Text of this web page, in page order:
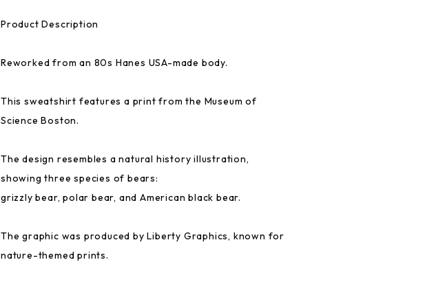
Product Description
Reworked from an 80s Hanes USA-made body.
This sweatshirt features a print from the Museum of
Science Boston.
The design resembles a natural history illustration,
showing three species of bears:
grizzly bear, polar bear, and American black bear.
The graphic was produced by Liberty Graphics, known for
nature-themed prints.